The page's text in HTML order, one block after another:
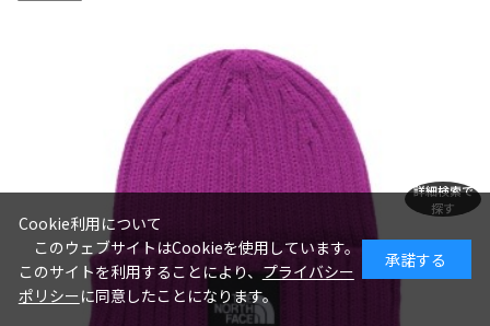
詳細検索で
探す
Cookie利用について
このウェブサイトはCookieを使用しています。
このサイトを利用することにより、プライバシー
ポリシーに同意したことになります。
承諾する